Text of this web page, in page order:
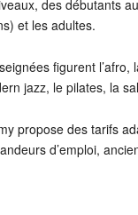
des débutants
et les adultes.
figurent
jazz, le pilates, la
propose des tarifs
d’emploi,